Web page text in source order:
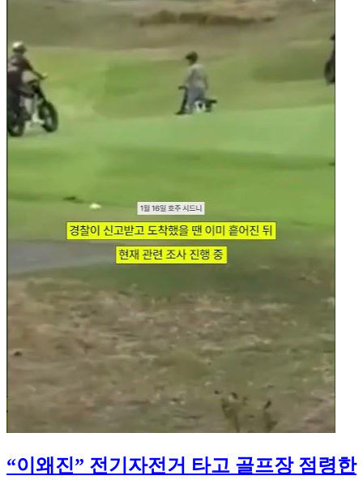
“이왜진” 전기자전거 타고 골프장 점령한